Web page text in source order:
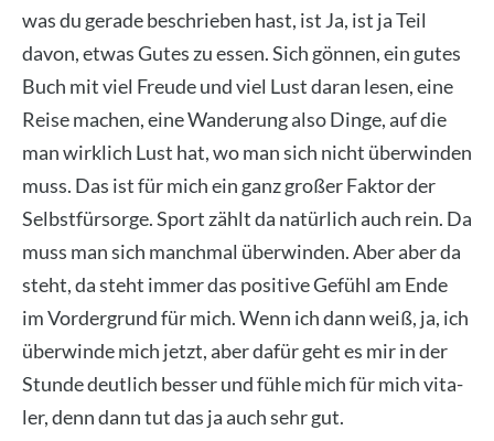
was du gera­de beschrie­ben hast, ist Ja, ist ja Teil
davon, etwas Gutes zu essen. Sich gön­nen, ein gutes
Buch mit viel Freu­de und viel Lust dar­an lesen, eine
Rei­se machen, eine Wan­de­rung also Din­ge, auf die
man wirk­lich Lust hat, wo man sich nicht über­win­den
muss. Das ist für mich ein ganz gro­ßer Fak­tor der
Selbst­für­sor­ge. Sport zählt da natür­lich auch rein. Da
muss man sich manch­mal über­win­den. Aber aber da
steht, da steht immer das posi­ti­ve Gefühl am Ende
im Vor­der­grund für mich. Wenn ich dann weiß, ja, ich
über­win­de mich jetzt, aber dafür geht es mir in der
Stun­de deut­lich bes­ser und füh­le mich für mich vita­
ler, denn dann tut das ja auch sehr gut.